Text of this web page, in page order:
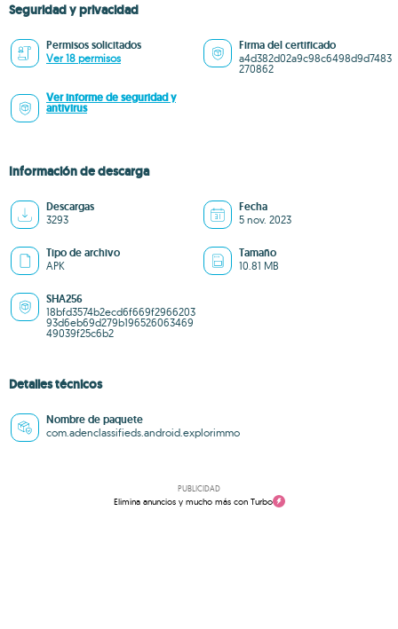
Seguridad y privacidad
Permisos solicitados
Ver 18 permisos
Firma del certificado
a4d382d02a9c98c6498d9d7483
270862
Ver informe de seguridad y
antivirus
Información de descarga
Descargas
3293
Fecha
5 nov. 2023
Tipo de archivo
APK
Tamaño
10.81 MB
SHA256
18bfd3574b2ecd6f669f2966203
93d6eb69d279b196526063469
49039f25c6b2
Detalles técnicos
Nombre de paquete
com.adenclassifieds.android.explorimmo
PUBLICIDAD
Elimina anuncios y mucho más con Turbo